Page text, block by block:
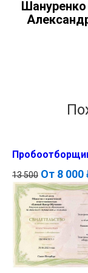
13 500 От 8 000